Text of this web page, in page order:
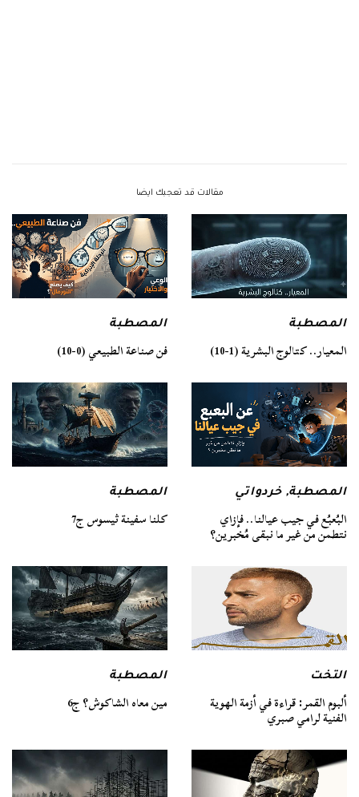
مقالات قد تعجبك ايضا
المصطبة
المعيار.. كتالوج البشرية (1-10)
المصطبة
فن صناعة الطبيعي (0-10)
المصطبة,خردواتي
البُعبُع في جيب عيالنا.. فإزاي
نتطمن من غير ما نبقى مُخبرين؟
المصطبة
كلنا سفينة ثيسوس ج7
التخت
ألبوم القمر: قراءة في أزمة الهوية
الفنية لرامي صبري
المصطبة
مين معاه الشاكوش؟ ج6